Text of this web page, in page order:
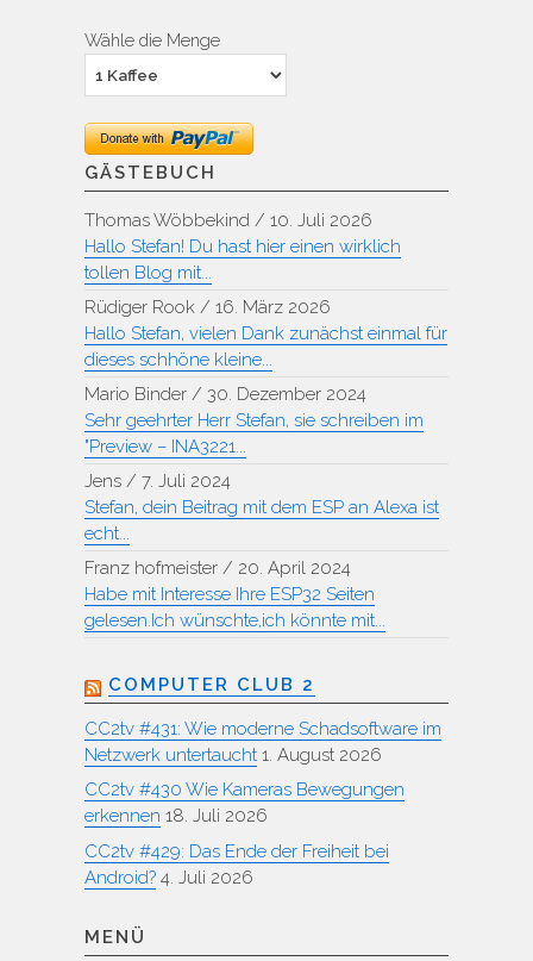
Wähle die Menge
GÄSTEBUCH
Thomas Wöbbekind / 10. Juli 2026
Hallo Stefan! Du hast hier einen wirklich
tollen Blog mit...
Rüdiger Rook / 16. März 2026
Hallo Stefan, vielen Dank zunächst einmal für
dieses schhöne kleine...
Mario Binder / 30. Dezember 2024
Sehr geehrter Herr Stefan, sie schreiben im
"Preview – INA3221...
Jens / 7. Juli 2024
Stefan, dein Beitrag mit dem ESP an Alexa ist
echt...
Franz hofmeister / 20. April 2024
Habe mit Interesse Ihre ESP32 Seiten
gelesen.Ich wünschte,ich könnte mit...
COMPUTER CLUB 2
CC2tv #431: Wie moderne Schadsoftware im
Netzwerk untertaucht 1. August 2026
CC2tv #430 Wie Kameras Bewegungen
erkennen 18. Juli 2026
CC2tv #429: Das Ende der Freiheit bei
Android? 4. Juli 2026
MENÜ